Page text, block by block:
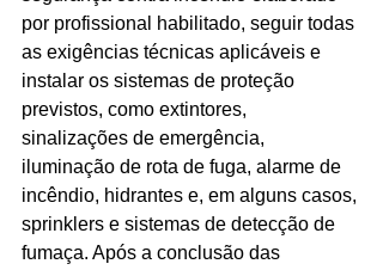
por profissional habilitado, seguir todas
as exigências técnicas aplicáveis e
instalar os sistemas de proteção
previstos, como extintores,
sinalizações de emergência,
iluminação de rota de fuga, alarme de
incêndio, hidrantes e, em alguns casos,
sprinklers e sistemas de detecção de
fumaça. Após a conclusão das